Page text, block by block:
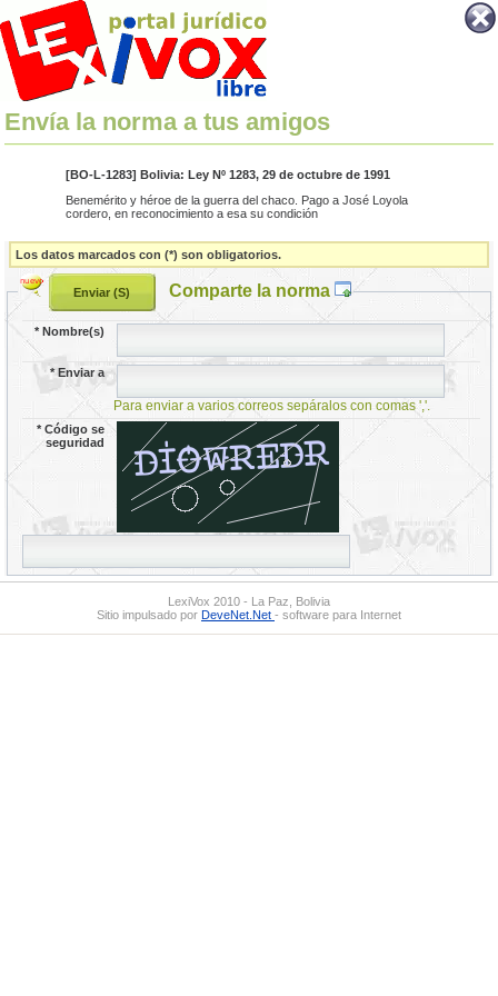
Envía la norma a tus amigos
[BO-L-1283] Bolivia: Ley Nº 1283, 29 de octubre de 1991
Benemérito y héroe de la guerra del chaco. Pago a José Loyola
cordero, en reconocimiento a esa su condición
Los datos marcados con (*) son obligatorios.
Comparte la norma
*Nombre(s)
*Enviar a
Para enviar a varios correos sepáralos con comas ','.
*Código se
seguridad
LexiVox 2010 - La Paz, Bolivia
Sitio impulsado por DeveNet.Net - software para Internet